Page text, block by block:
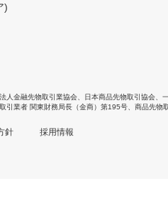
)
人金融先物取引業協会 日本商品先物取引協会
引業者 関東財務局長（金商）第195号、商品先物
針 採用情報